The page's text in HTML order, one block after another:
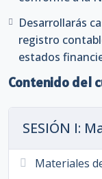
Desarrollarás
registro
estados
Contenido del
SESIÓN I:
Materiales